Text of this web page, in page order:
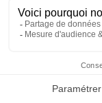
Faire-part
jeudi 26
2370,